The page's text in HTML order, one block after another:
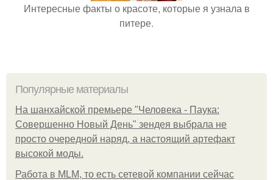
Интересные факты о красоте, которые я узнала в
питере.
Популярные материалы
На шанхайской премьере "Человека - Паука:
Совершенно Новый День" зендея выбрала не
просто очередной наряд, а настоящий артефакт
высокой моды.
Работа в MLM, то есть сетевой компании сейчас